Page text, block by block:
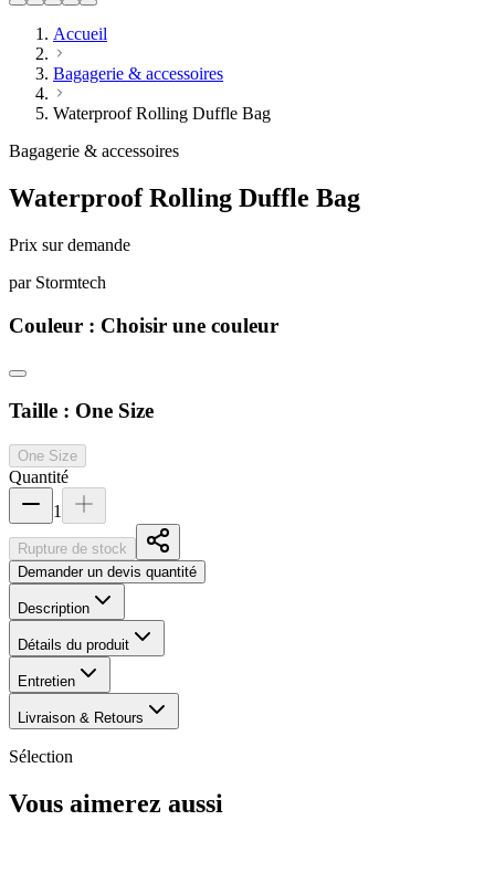
Accueil
Bagagerie & accessoires
Waterproof Rolling Duffle Bag
Bagagerie & accessoires
Waterproof Rolling Duffle Bag
Prix sur demande
par Stormtech
Couleur : Choisir une couleur
Taille : One Size
One Size
Quantité
1
Rupture de stock
Demander un devis quantité
Description
Détails du produit
Entretien
Livraison & Retours
Sélection
Vous aimerez aussi